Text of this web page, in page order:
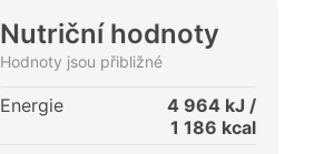
Nutriční hodnoty
Hodnoty jsou přibližné
Energie 4 964 kJ /
1 186 kcal